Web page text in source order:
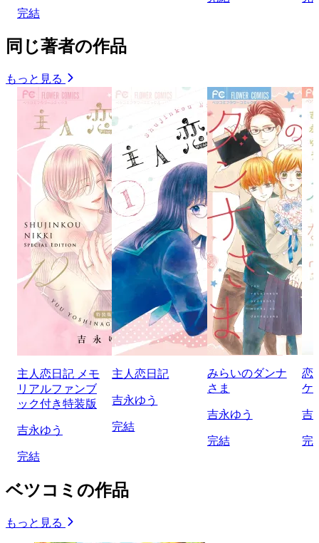
完結
同じ著者の作品
もっと見る
主人恋日記 メモ
リアルファンブ
ック付き特装版
吉永ゆう
完結
主人恋日記
吉永ゆう
完結
みらいのダンナ
さま
吉永ゆう
完結
恋
ケ
吉
完
ベツコミの作品
もっと見る